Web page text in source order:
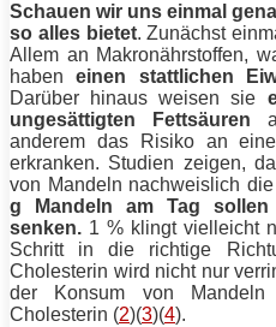
Schauen wir uns einmal
so alles bietet. Zunächst
Allem an Makronährstoffen,
habeneinen stattlichen
Darüber hinaus weisen sie
ungesättigten Fettsäuren
anderem das Risiko an
erkranken. Studien zeigen,
von Mandeln nachweislich die
g Mandeln am Tag sollen
senken. 1 % klingt vielleicht
Schritt in die richtige
Cholesterin wird nicht nur
der Konsum von
Cholesterin (2)(3)(4).